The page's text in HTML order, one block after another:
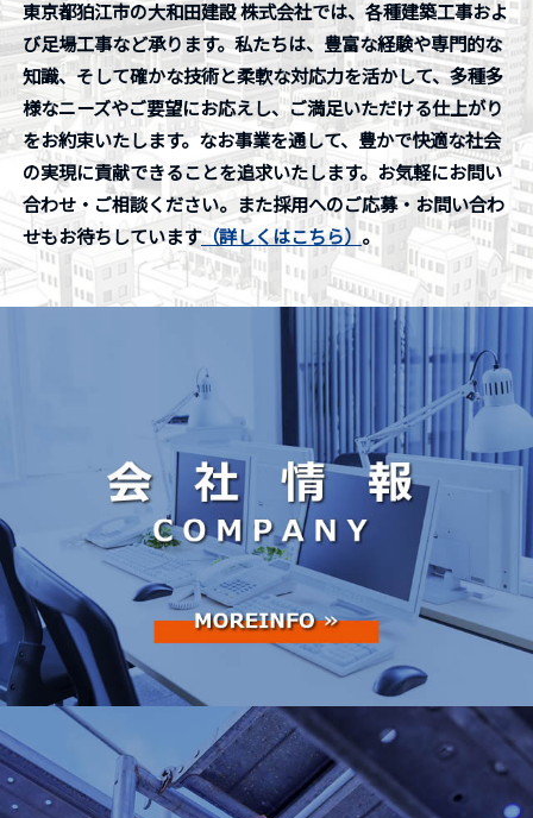
東京都狛江市の大和田建設 株式会社では、各種建築工事およ
び足場工事など承ります。私たちは、豊富な経験や専門的な
知識、そして確かな技術と柔軟な対応力を活かして、多種多
様なニーズやご要望にお応えし、ご満足いただける仕上がり
をお約束いたします。なお事業を通して、豊かで快適な社会
の実現に貢献できることを追求いたします。お気軽にお問い
合わせ・ご相談ください。また採用へのご応募・お問い合わ
せもお待ちしています（詳しくはこちら）。